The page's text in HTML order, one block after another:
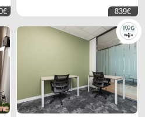
839€